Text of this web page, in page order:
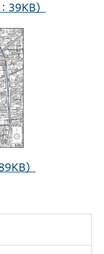
39KB）
）